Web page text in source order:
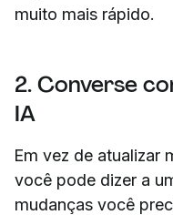
muito mais rápido.
2. Converse
IA
Em vez de atualizar
você pode dizer a
mudanças você